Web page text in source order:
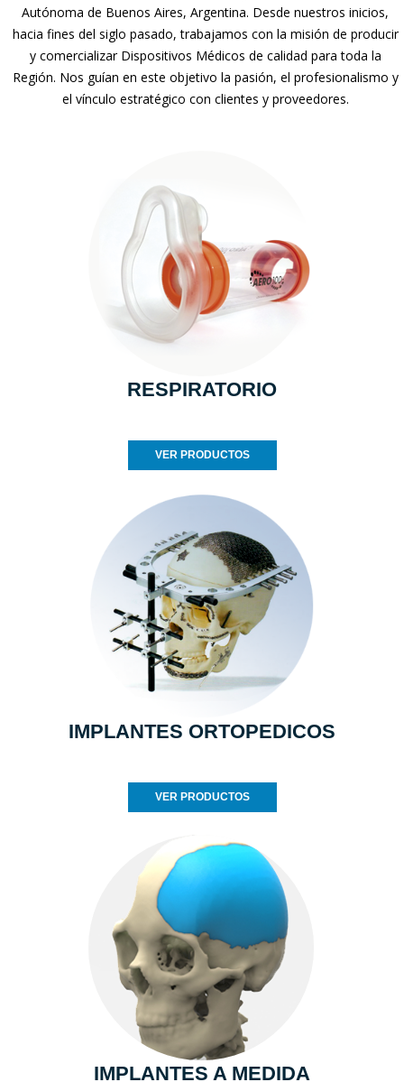
Autónoma de Buenos Aires, Argentina. Desde nuestros inicios,
hacia fines del siglo pasado, trabajamos con la misión de producir
y comercializar Dispositivos Médicos de calidad para toda la
Región. Nos guían en este objetivo la pasión, el profesionalismo y
el vínculo estratégico con clientes y proveedores.
RESPIRATORIO
VER PRODUCTOS
IMPLANTES ORTOPEDICOS
VER PRODUCTOS
IMPLANTES A MEDIDA